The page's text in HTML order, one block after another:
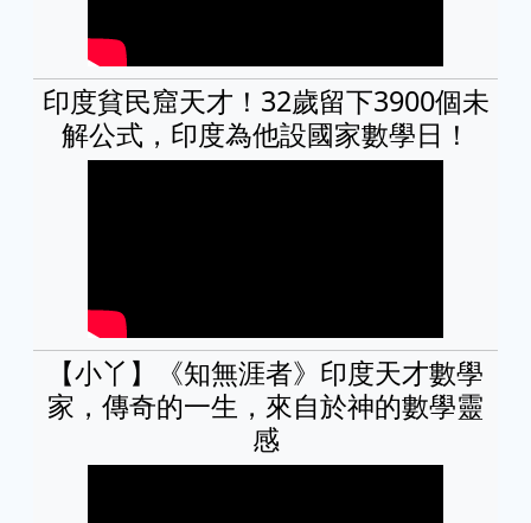
印度貧民窟天才！32歲留下3900個未
解公式，印度為他設國家數學日！
【小丫】《知無涯者》印度天才數學
家，傳奇的一生，來自於神的數學靈
感